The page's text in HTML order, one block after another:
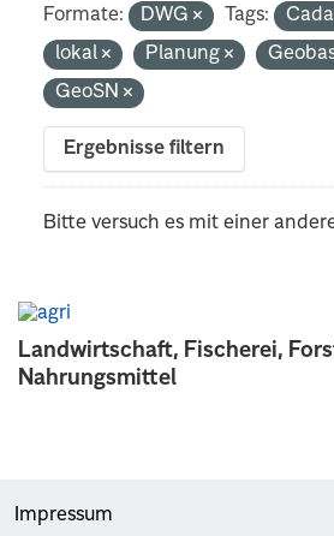
Landwirtschaft, Fischerei,
Nahrungsmittel
Formate: DWG Tags:
lokal
Planung
GeoSN
Ergebnisse filtern
Bitte versuch es mit einer
Impressum